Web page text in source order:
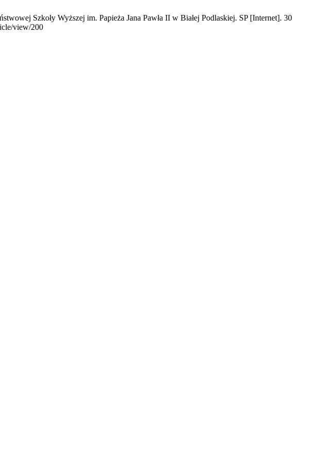
Szkoły Wyższej im. Papieża Jana Pawła II w Białej Podlaskiej. SP [Internet]. 30
view/200